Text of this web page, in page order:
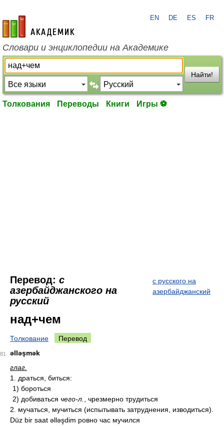
academic.ru
EN DE ES FR
Словари и энциклопедии на Академике
Найти!
Толкования Переводы Книги Игры ⚽
Перевод: с
азербайджанского на
русский
с русского на
азербайджанский
над+чем
Толкование Перевод
81
əlləşmək
глаг.
1. драться, биться:
1) бороться
2) добиваться чего-л.
, чрезмерно трудиться
2. мучаться, мучиться (испытывать затруднения, изводиться).
Düz bir saat əlləşdim ровно час мучился